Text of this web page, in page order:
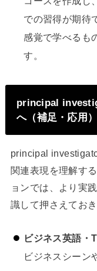
での習得が期待
感覚で学べるも
す。
principal
へ（補足・応用）
principal
関連表現を理解す
ョンでは、より実
識して押さえておき
ビジネス英語・
ビジネスシーン